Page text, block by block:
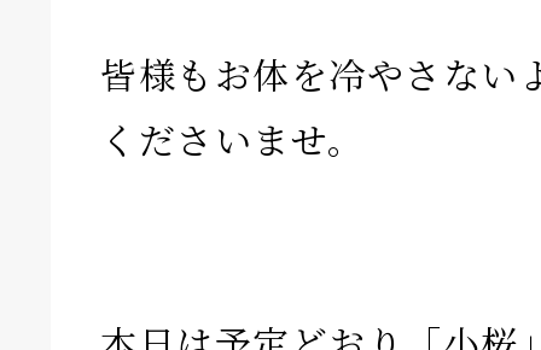
皆様もお体を冷やさない
くださいませ。